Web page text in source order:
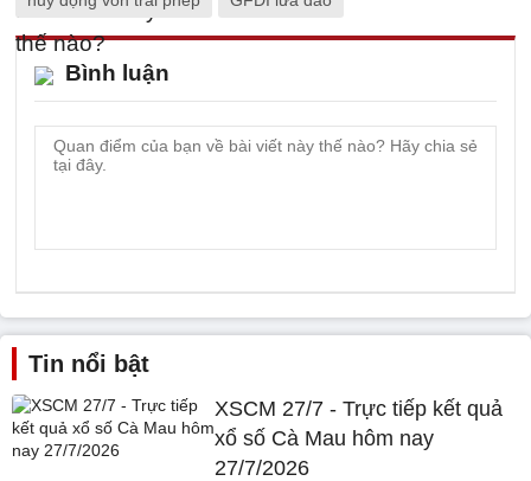
Bình luận
Tin nổi bật
XSCM 27/7 - Trực tiếp kết quả
xổ số Cà Mau hôm nay
27/7/2026